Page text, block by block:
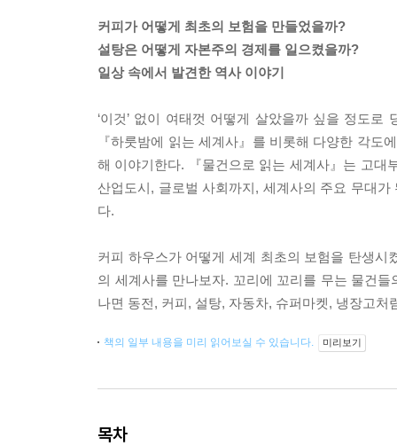
커피가 어떻게 최초의 보험을 만들었을까?
설탕은 어떻게 자본주의 경제를 일으켰을까?
일상 속에서 발견한 역사 이야기
‘이것’ 없이 여태껏 어떻게 살았을까 싶을 정도
『하룻밤에 읽는 세계사』를 비롯해 다양한 각도
해 이야기한다. 『물건으로 읽는 세계사』는 고대
산업도시, 글로벌 사회까지, 세계사의 주요 무대
다.
커피 하우스가 어떻게 세계 최초의 보험을 탄생
의 세계사를 만나보자. 꼬리에 꼬리를 무는 물건
나면 동전, 커피, 설탕, 자동차, 슈퍼마켓, 냉장고
책의 일부 내용을 미리 읽어보실 수 있습니다. 미리보기
목차